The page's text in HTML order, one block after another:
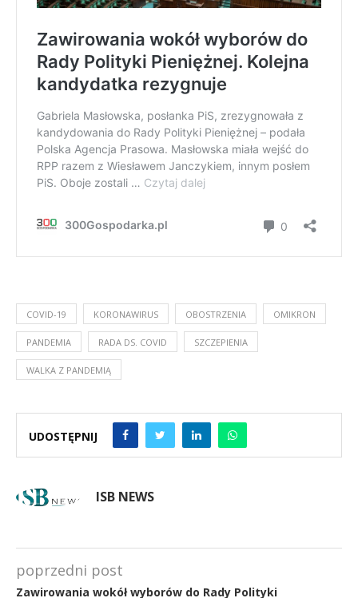
COVID-19 KORONAWIRUS OBOSTRZENIA OMIKRON
PANDEMIA RADA DS. COVID SZCZEPIENIA
WALKA Z PANDEMIĄ
UDOSTĘPNIJ
ISB NEWS
poprzedni post
Zawirowania wokół wyborów do Rady Polityki